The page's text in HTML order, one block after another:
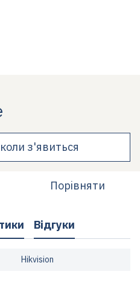
з'явиться
Порівняти
Відгуки
Hikvision